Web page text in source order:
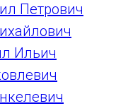
Петрович
Ильич